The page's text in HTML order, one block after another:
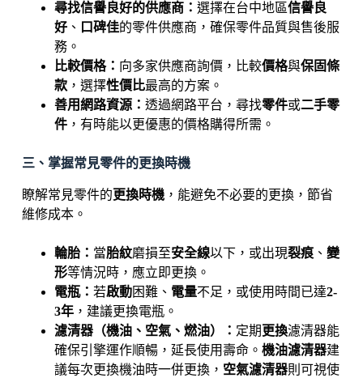
尋找信譽良好的供應商： 選擇在台中地區信譽良
好、 口碑佳的零件供應商，確保零件品質與售後服
務。
比較價格： 向多家供應商詢價，比較價格與保固條
款，選擇性價比最高的方案。
善用網路資源： 透過網路平台，尋找零件或二手零
件，有時能以更優惠的價格購得所需。
三、掌握常見零件的更換時機
瞭解常見零件的更換時機，能避免不必要的更換，節省
維修成本。
輪胎： 當胎紋磨損至安全線以下，或出現裂痕、 變
形等情況時，應立即更換。
電瓶： 若啟動困難、 電量不足，或使用時間已達2-
3年，建議更換電瓶。
濾清器（機油、空氣、燃油）： 定期 更換濾清器能
確保引擎運作順暢，延長使用壽命。 機油濾清器建
議每次更換機油時一併更換， 空氣濾清器則可視使